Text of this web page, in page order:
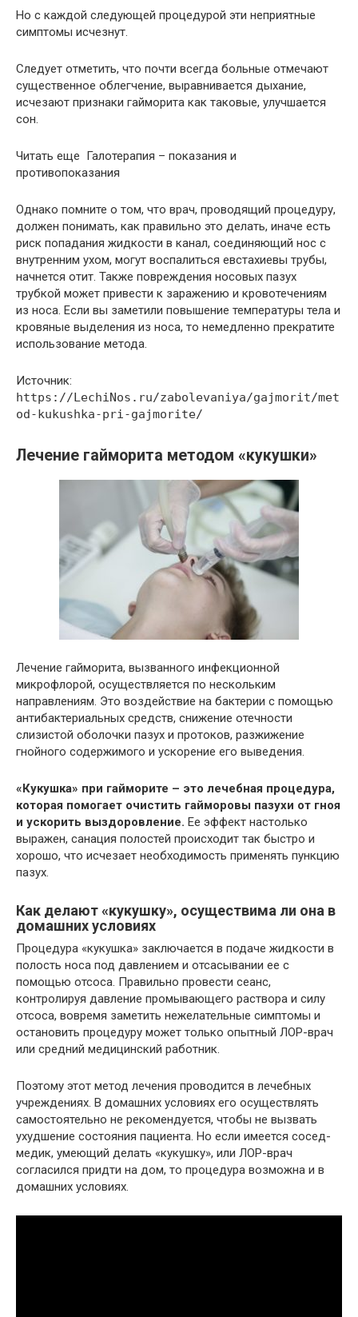
Но с каждой следующей процедурой эти неприятные
симптомы исчезнут.
Следует отметить, что почти всегда больные отмечают
существенное облегчение, выравнивается дыхание,
исчезают признаки гайморита как таковые, улучшается
сон.
Читать еще Галотерапия – показания и
противопоказания
Однако помните о том, что врач, проводящий процедуру,
должен понимать, как правильно это делать, иначе есть
риск попадания жидкости в канал, соединяющий нос с
внутренним ухом, могут воспалиться евстахиевы трубы,
начнется отит. Также повреждения носовых пазух
трубкой может привести к заражению и кровотечениям
из носа. Если вы заметили повышение температуры тела и
кровяные выделения из носа, то немедленно прекратите
использование метода.
Источник:
https://LechiNos.ru/zabolevaniya/gajmorit/met
od-kukushka-pri-gajmorite/
Лечение гайморита методом «кукушки»
Лечение гайморита, вызванного инфекционной
микрофлорой, осуществляется по нескольким
направлениям. Это воздействие на бактерии с помощью
антибактериальных средств, снижение отечности
слизистой оболочки пазух и протоков, разжижение
гнойного содержимого и ускорение его выведения.
«Кукушка» при гайморите – это лечебная процедура,
которая помогает очистить гайморовы пазухи от гноя
и ускорить выздоровление. Ее эффект настолько
выражен, санация полостей происходит так быстро и
хорошо, что исчезает необходимость применять пункцию
пазух.
Как делают «кукушку», осуществима ли она в
домашних условиях
Процедура «кукушка» заключается в подаче жидкости в
полость носа под давлением и отсасывании ее с
помощью отсоса. Правильно провести сеанс,
контролируя давление промывающего раствора и силу
отсоса, вовремя заметить нежелательные симптомы и
остановить процедуру может только опытный ЛОР-врач
или средний медицинский работник.
Поэтому этот метод лечения проводится в лечебных
учреждениях. В домашних условиях его осуществлять
самостоятельно не рекомендуется, чтобы не вызвать
ухудшение состояния пациента. Но если имеется сосед-
медик, умеющий делать «кукушку», или ЛОР-врач
согласился придти на дом, то процедура возможна и в
домашних условиях.